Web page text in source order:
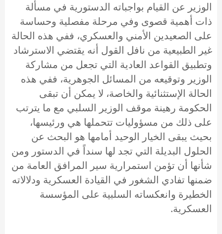
الوزير عن القيام بواجباته الدستورية في مسألة
ذات أهمية قصوى وفي مرحلة مفصلية وحساسة
على الصعيدين الأمني والعسكري، ففي هذه الحالة
غير الطبيعية من نافل القول أنه يقتضي الاسترشاد
وتطبيق القواعد العادية التي تجعل من مشاركة
الوزير وتوقيعه من المسائل الجوهرية، ففي هذه
الحالة الإستثنائية والخاصة، لا يمكن أن تبقى
الحكومة رهينة موقف الوزير السلبي مع ما يترتب
على ذلك من مسؤوليات تتحملها هي ورئيسها،
بحيث يبقى الخيار الوحيد أمامها هو البحث عن
الحلول البديلة التي تجد لها سنداً في الدستور ومن
شأنها أن تؤمن استمرارية سير المرافق العامة من
ضمنها تفادي الشغور في القيادة العسكرية ودلالاته
الخطيرة وانعكساته السلبية على المؤسسة
العسكرية.